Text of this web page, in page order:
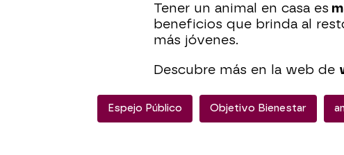
Tener un animal en casa es
beneficios que brinda al
más jóvenes.
Descubre más en la web de
Espejo Público Objetivo Bienestar